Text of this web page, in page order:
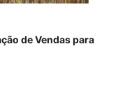
de Vendas para